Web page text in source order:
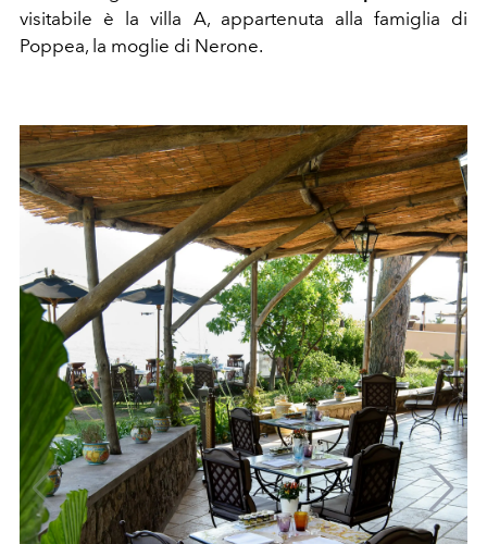
visitabile è la villa A, appartenuta alla famiglia di
Poppea, la moglie di Nerone.